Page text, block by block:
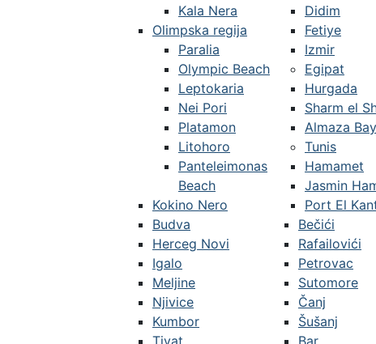
Kala Nera
Olimpska regija
Paralia
Olympic Beach
Leptokaria
Nei Pori
Platamon
Litohoro
Panteleimonas
Beach
Kokino Nero
Budva
Herceg Novi
Igalo
Meljine
Njivice
Kumbor
Tivat
Bečići
Rafailovići
Petrovac
Sutomore
Čanj
Šušanj
Bar
Didim
Fetiye
Izmir
Egipat
Hurgada
Sharm el
Almaza Bay
Tunis
Hamamet
Jasmin
Port El